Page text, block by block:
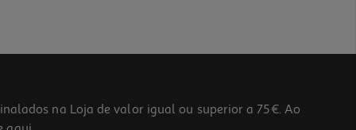
na Loja de valor igual ou superior a 75€. Ao